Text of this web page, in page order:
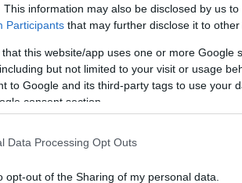
This information may also be disclosed by us
Participants that may further disclose it to
that this website/app uses one or more Google
but not limited to your visit or usage
to Google and its third-party tags to use your
consent section.
Data Processing Opt Outs
opt-out of the Sharing of my personal data.
John T. Earnest bűnösnek
bíróságon. A San Diego
abba, hogy élete
helyezés lehetősége
egy félautomata puskával
ima utolsó napján. A